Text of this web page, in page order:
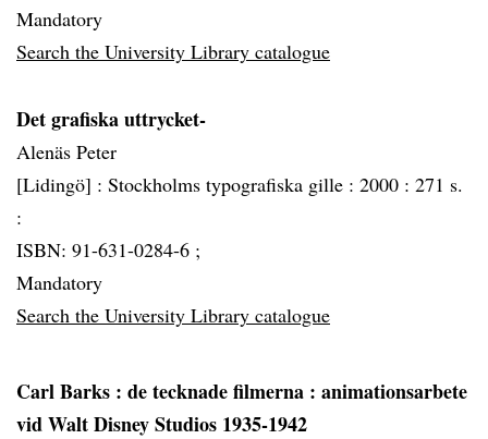
Mandatory
Search the University Library catalogue
Det grafiska uttrycket-
Alenäs Peter
[Lidingö] : Stockholms typografiska gille : 2000 : 271 s.
:
ISBN: 91-631-0284-6 ;
Mandatory
Search the University Library catalogue
Carl Barks : de tecknade filmerna : animationsarbete
vid Walt Disney Studios 1935-1942